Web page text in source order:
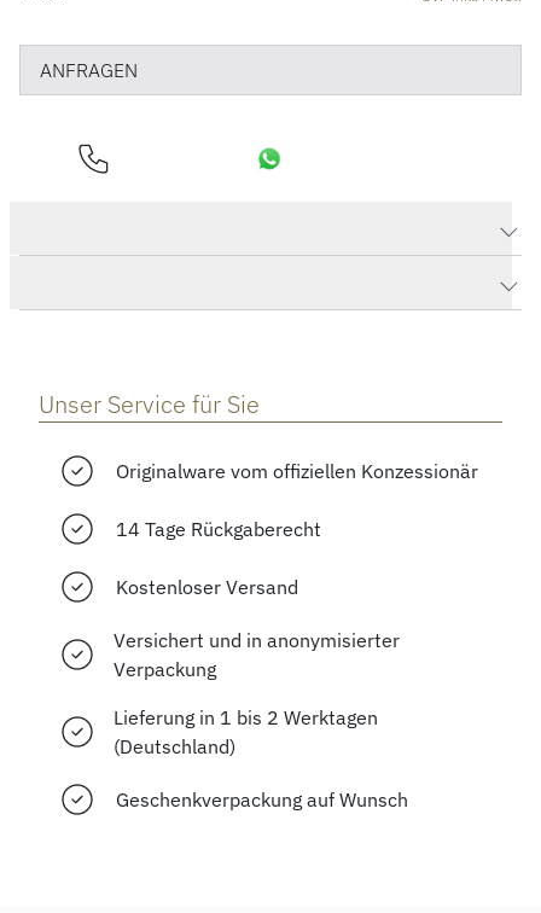
ANFRAGEN
Unser Service für Sie
Originalware vom offiziellen Konzessionär
14 Tage Rückgaberecht
Kostenloser Versand
Versichert und in anonymisierter
Verpackung
Lieferung in 1 bis 2 Werktagen
(Deutschland)
Geschenkverpackung auf Wunsch